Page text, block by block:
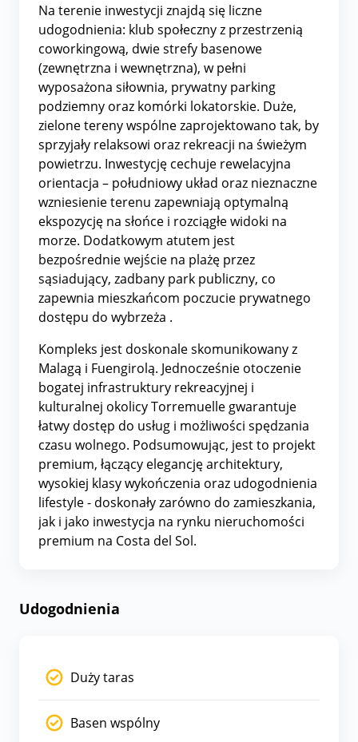
Na terenie inwestycji znajdą się liczne
udogodnienia: klub społeczny z przestrzenią
coworkingową, dwie strefy basenowe
(zewnętrzna i wewnętrzna), w pełni
wyposażona siłownia, prywatny parking
podziemny oraz komórki lokatorskie. Duże,
zielone tereny wspólne zaprojektowano tak, by
sprzyjały relaksowi oraz rekreacji na świeżym
powietrzu. Inwestycję cechuje rewelacyjna
orientacja – południowy układ oraz nieznaczne
wzniesienie terenu zapewniają optymalną
ekspozycję na słońce i rozciągłe widoki na
morze. Dodatkowym atutem jest
bezpośrednie wejście na plażę przez
sąsiadujący, zadbany park publiczny, co
zapewnia mieszkańcom poczucie prywatnego
dostępu do wybrzeża .
Kompleks jest doskonale skomunikowany z
Malagą i Fuengirolą. Jednocześnie otoczenie
bogatej infrastruktury rekreacyjnej i
kulturalnej okolicy Torremuelle gwarantuje
łatwy dostęp do usług i możliwości spędzania
czasu wolnego. Podsumowując, jest to projekt
premium, łączący elegancję architektury,
wysokiej klasy wykończenia oraz udogodnienia
lifestyle - doskonały zarówno do zamieszkania,
jak i jako inwestycja na rynku nieruchomości
premium na Costa del Sol.
Udogodnienia
Duży taras
Basen wspólny